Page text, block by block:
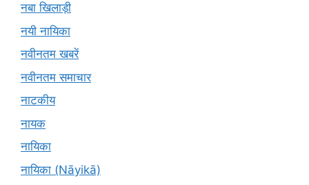
नबा खिलाड़ी
नयी नायिका
नवीनतम खबरें
नवीनतम समाचार
नाटकीय
नायक
नायिका
नायिका (Nāyikā)